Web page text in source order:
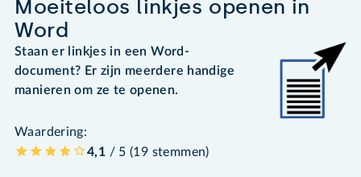
Moeiteloos linkjes openen in
Word
Staan er linkjes in een Word-
document? Er zijn meerdere handige
manieren om ze te openen.
Waardering:
4,1 / 5 (19 stemmen)